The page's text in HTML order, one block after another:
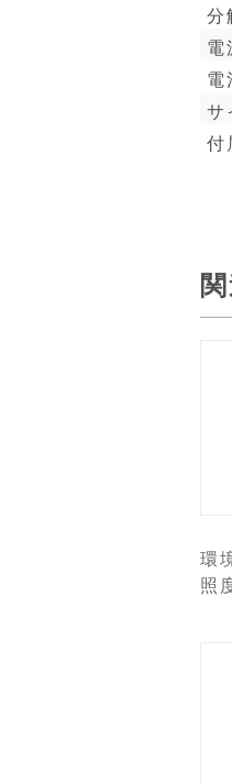
分
電
電
サ
付
環
照